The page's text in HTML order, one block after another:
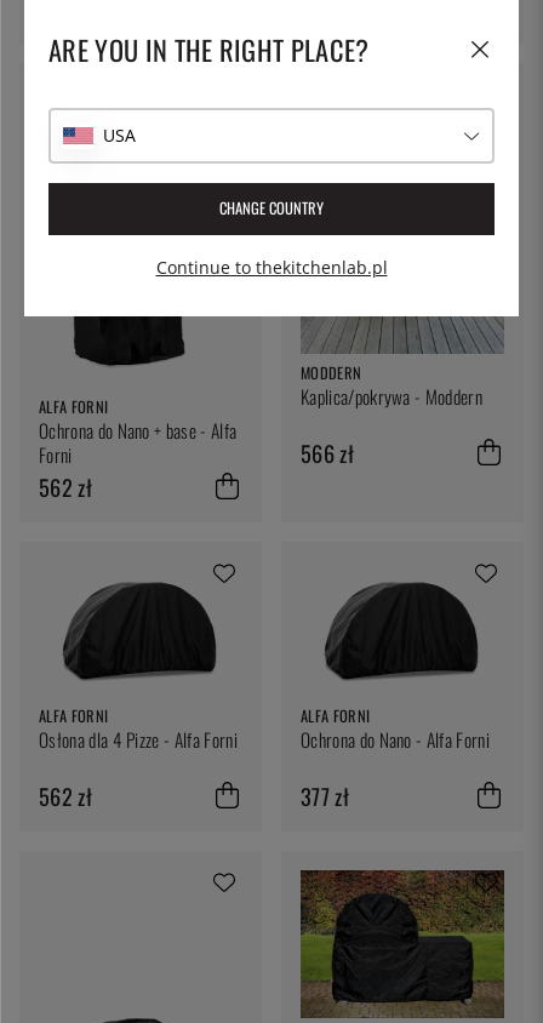
ALFA FORNI
Ochrona do Nano + base - Alfa
Forni
562 zł
MODDERN
Kaplica/pokrywa - Moddern
566 zł
ALFA FORNI
Osłona dla 4 Pizze - Alfa Forni
562 zł
ALFA FORNI
Ochrona do Nano - Alfa Forni
377 zł
ARE YOU IN THE RIGHT PLACE?
USA
CHANGE COUNTRY
Continue to thekitchenlab.pl